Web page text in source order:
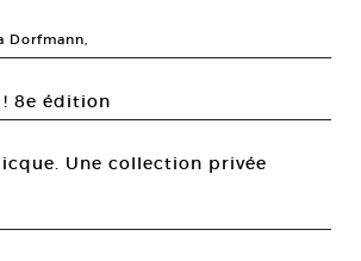
Dorfmann,
8e édition
Une collection privée